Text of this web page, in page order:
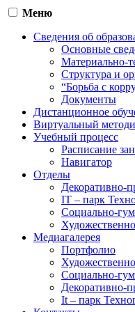
Меню
Сведения об
Основные
Материально-
Структура и
“Борьба с
Документы
Дистанционное
Виртуальный
Учебный процесс
Расписание
Навигатор
Отделы
Декоративно-
IT – парк
Социально-
Медиагалерея
Портфолио
Социально-
Декоративно-
It – парк